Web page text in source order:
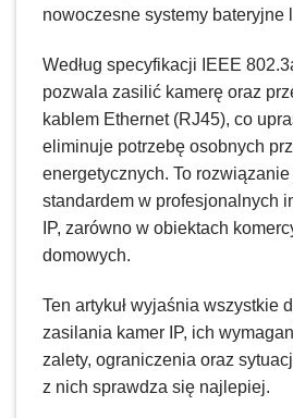
nowoczesne systemy bateryjne
Według specyfikacji IEEE
pozwala zasilić kamerę oraz
kablem Ethernet (RJ45), co
eliminuje potrzebę osobnych
energetycznych. To
standardem w profesjonalnych
IP, zarówno w obiektach
domowych.
Ten artykuł wyjaśnia wszystkie
zasilania kamer IP, ich
zalety, ograniczenia oraz
z nich sprawdza się najlepiej.